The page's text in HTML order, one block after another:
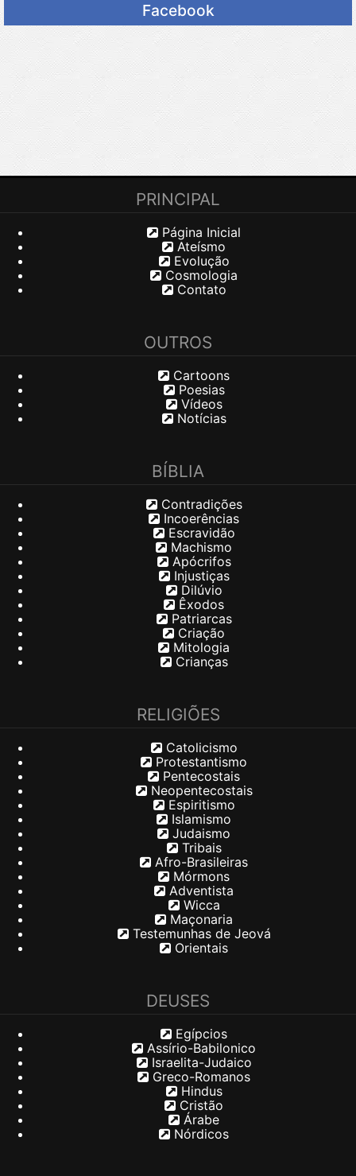
Facebook
PRINCIPAL
Página Inicial
Ateísmo
Evolução
Cosmologia
Contato
OUTROS
Cartoons
Poesias
Vídeos
Notícias
BÍBLIA
Contradições
Incoerências
Escravidão
Machismo
Apócrifos
Injustiças
Dilúvio
Êxodos
Patriarcas
Criação
Mitologia
Crianças
RELIGIÕES
Catolicismo
Protestantismo
Pentecostais
Neopentecostais
Espiritismo
Islamismo
Judaismo
Tribais
Afro-Brasileiras
Mórmons
Adventista
Wicca
Maçonaria
Testemunhas de Jeová
Orientais
DEUSES
Egípcios
Assírio-Babilonico
Israelita-Judaico
Greco-Romanos
Hindus
Cristão
Árabe
Nórdicos